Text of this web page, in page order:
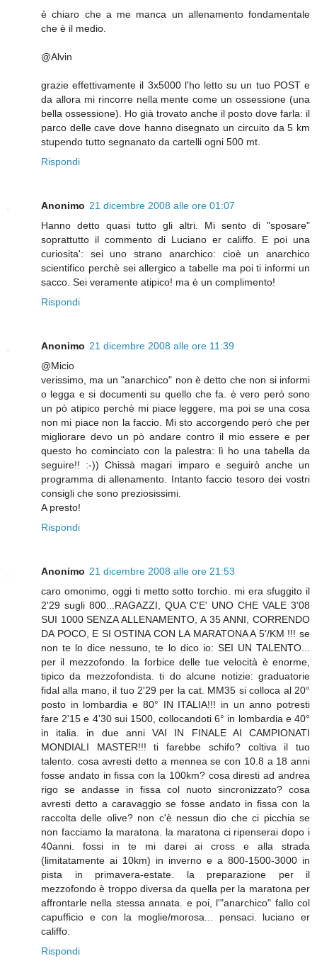
è chiaro che a me manca un allenamento fondamentale
che è il medio.
@Alvin
grazie effettivamente il 3x5000 l'ho letto su un tuo POST e
da allora mi rincorre nella mente come un ossessione (una
bella ossessione). Ho già trovato anche il posto dove farla: il
parco delle cave dove hanno disegnato un circuito da 5 km
stupendo tutto segnanato da cartelli ogni 500 mt.
Rispondi
Anonimo 21 dicembre 2008 alle ore 01:07
Hanno detto quasi tutto gli altri. Mi sento di "sposare"
soprattutto il commento di Luciano er califfo. E poi una
curiosita': sei uno strano anarchico: cioè un anarchico
scientifico perchè sei allergico a tabelle ma poi ti informi un
sacco. Sei veramente atipico! ma è un complimento!
Rispondi
Anonimo 21 dicembre 2008 alle ore 11:39
@Micio
verissimo, ma un "anarchico" non è detto che non si informi
o legga e si documenti su quello che fa. è vero però sono
un pò atipico perchè mi piace leggere, ma poi se una cosa
non mi piace non la faccio. Mi sto accorgendo però che per
migliorare devo un pò andare contro il mio essere e per
questo ho cominciato con la palestra: lì ho una tabella da
seguire!! :-)) Chissà magari imparo e seguirò anche un
programma di allenamento. Intanto faccio tesoro dei vostri
consigli che sono preziosissimi.
A presto!
Rispondi
Anonimo 21 dicembre 2008 alle ore 21:53
caro omonimo, oggi ti metto sotto torchio. mi era sfuggito il
2'29 sugli 800...RAGAZZI, QUA C'E' UNO CHE VALE 3'08
SUI 1000 SENZA ALLENAMENTO, A 35 ANNI, CORRENDO
DA POCO, E SI OSTINA CON LA MARATONA A 5'/KM !!! se
non te lo dice nessuno, te lo dico io: SEI UN TALENTO...
per il mezzofondo. la forbice delle tue velocità è enorme,
tipico da mezzofondista. ti do alcune notizie: graduatorie
fidal alla mano, il tuo 2'29 per la cat. MM35 si colloca al 20°
posto in lombardia e 80° IN ITALIA!!! in un anno potresti
fare 2'15 e 4'30 sui 1500, collocandoti 6° in lombardia e 40°
in italia. in due anni VAI IN FINALE AI CAMPIONATI
MONDIALI MASTER!!! ti farebbe schifo? coltiva il tuo
talento. cosa avresti detto a mennea se con 10.8 a 18 anni
fosse andato in fissa con la 100km? cosa diresti ad andrea
rigo se andasse in fissa col nuoto sincronizzato? cosa
avresti detto a caravaggio se fosse andato in fissa con la
raccolta delle olive? non c'è nessun dio che ci picchia se
non facciamo la maratona. la maratona ci ripenserai dopo i
40anni. fossi in te mi darei ai cross e alla strada
(limitatamente ai 10km) in inverno e a 800-1500-3000 in
pista in primavera-estate. la preparazione per il
mezzofondo è troppo diversa da quella per la maratona per
affrontarle nella stessa annata. e poi, l'"anarchico" fallo col
capufficio e con la moglie/morosa... pensaci. luciano er
califfo.
Rispondi